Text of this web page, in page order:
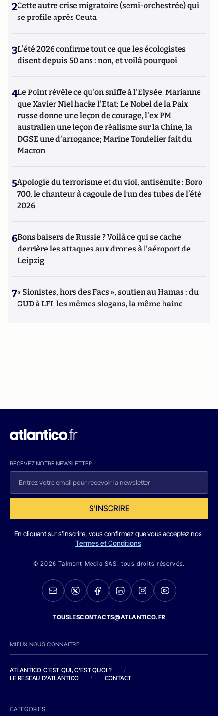
2Cette autre crise migratoire (semi-orchestrée) qui
se profile après Ceuta
3L’été 2026 confirme tout ce que les écologistes
disent depuis 50 ans : non, et voilà pourquoi
4Le Point révèle ce qu'on sniffe à l'Elysée, Marianne
que Xavier Niel hacke l'Etat; Le Nobel de la Paix
russe donne une leçon de courage, l'ex PM
australien une leçon de réalisme sur la Chine, la
DGSE une d'arrogance; Marine Tondelier fait du
Macron
5Apologie du terrorisme et du viol, antisémite : Boro
700, le chanteur à cagoule de l’un des tubes de l’été
2026
6Bons baisers de Russie ? Voilà ce qui se cache
derrière les attaques aux drones à l'aéroport de
Leipzig
7« Sionistes, hors des Facs », soutien au Hamas : du
GUD à LFI, les mêmes slogans, la même haine
RECEVEZ NOTRE NEWSLETTER
S'INSCRIRE
En cliquant sur s'inscrire, vous confirmez que vous acceptez nos
Termes et Conditions
© 2026 Talmont Media SAS. tous droits réservés.
TOUSLESCONTACTS@ATLANTICO.FR
MIEUX NOUS CONNAITRE
ATLANTICO C'EST QUI, C'EST QUOI ?
/
LE RESEAU D'ATLANTICO
/ CONTACT
CATEGORIES